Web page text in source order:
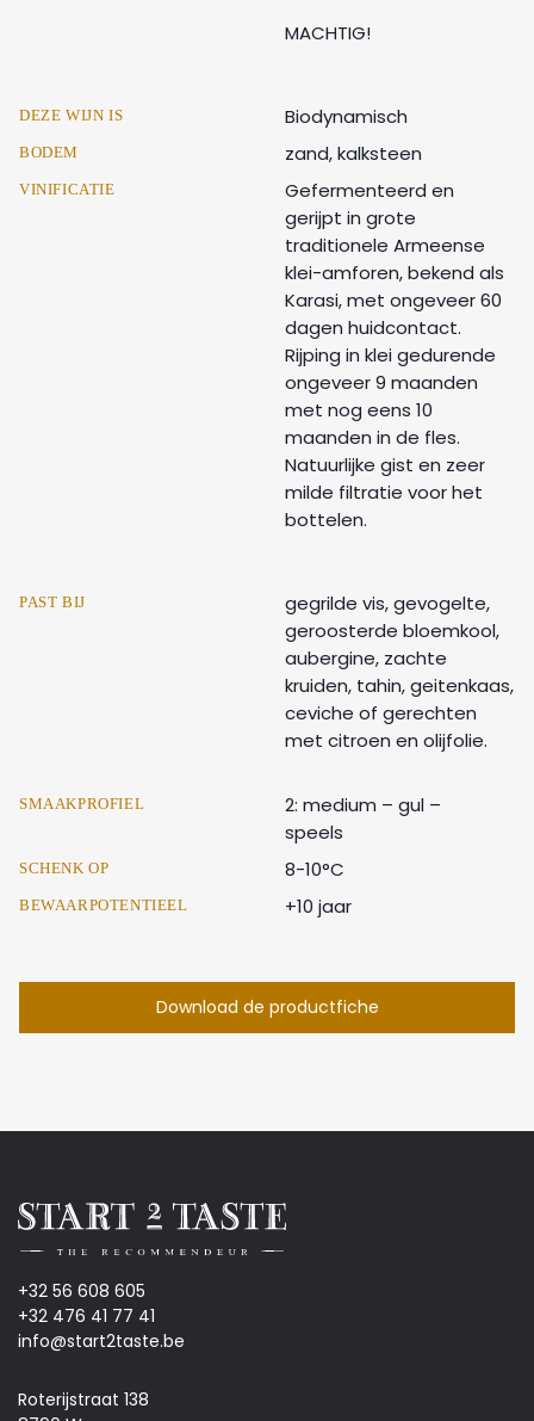
MACHTIG!
DEZE WIJN IS Biodynamisch
BODEM zand, kalksteen
VINIFICATIE
Gefermenteerd en
gerijpt in grote
traditionele Armeense
klei-amforen, bekend als
Karasi, met ongeveer 60
dagen huidcontact.
Rijping in klei gedurende
ongeveer 9 maanden
met nog eens 10
maanden in de fles.
Natuurlijke gist en zeer
milde filtratie voor het
bottelen.
PAST BIJ
gegrilde vis, gevogelte,
geroosterde bloemkool,
aubergine, zachte
kruiden, tahin, geitenkaas,
ceviche of gerechten
met citroen en olijfolie.
SMAAKPROFIEL
2: medium – gul –
speels
SCHENK OP 8-10°C
BEWAARPOTENTIEEL +10 jaar
Download de productfiche
+32 56 608 605
+32 476 41 77 41
info@start2taste.be
Roterijstraat 138